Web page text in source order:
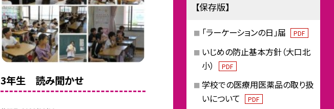
3年生 読み聞かせ
【保存版】
「ラーケーションの日」届 PDF
いじめの防止基本方針（大口北
小）
PDF
学校での医療用医薬品の取り扱
いについて
PDF